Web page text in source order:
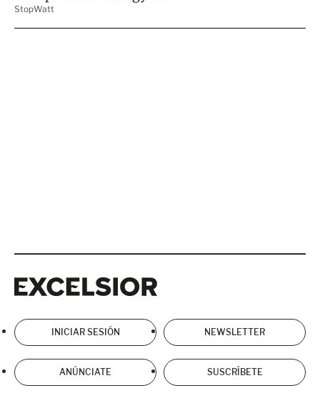
INICIAR SESIÓN NEWSLETTER
ANÚNCIATE SUSCRÍBETE